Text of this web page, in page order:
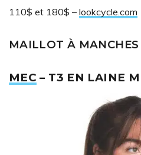
110$ et 180$ – lookcycle.com
MAILLOT À MANCHES
MEC – T3 EN LAINE